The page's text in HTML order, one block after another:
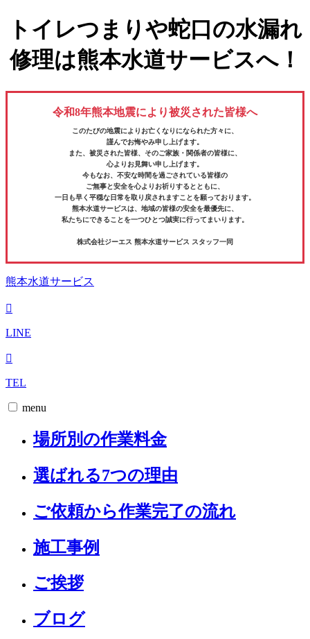
トイレつまりや蛇口の水漏れ
修理は熊本水道サービスへ！
令和8年熊本地震により被災された皆様へ
このたびの地震によりお亡くなりになられた方々に、
謹んでお悔やみ申し上げます。
また、被災された皆様、そのご家族・関係者の皆様に、
心よりお見舞い申し上げます。
今もなお、不安な時間を過ごされている皆様の
ご無事と安全を心よりお祈りするとともに、
一日も早く平穏な日常を取り戻されますことを願っております。
熊本水道サービスは、地域の皆様の安全を最優先に、
私たちにできることを一つひとつ誠実に行ってまいります。
株式会社ジーエス 熊本水道サービス スタッフ一同
熊本水道サービス
LINE
TEL
menu
場所別の作業料金
選ばれる7つの理由
ご依頼から作業完了の流れ
施工事例
ご挨拶
ブログ